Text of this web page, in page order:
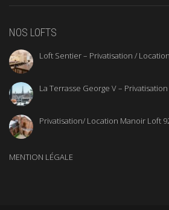
NOS LOFTS
Loft Sentier – Privatisation / Location
La Terrasse George V –
Privatisation/ Location Manoir Loft
MENTION LÉGALE